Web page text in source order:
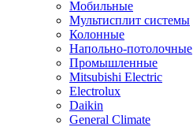
Мобильные
Мультисплит системы
Колонные
Напольно-потолочные
Промышленные
Mitsubishi Electric
Electrolux
Daikin
General Climate